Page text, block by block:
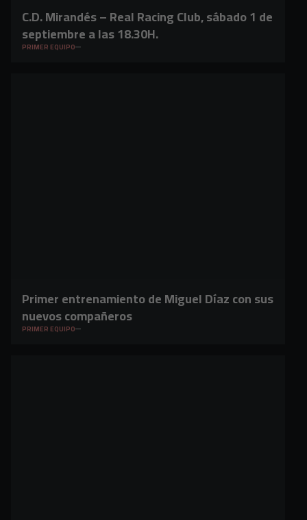
C.D. Mirandés – Real Racing Club, sábado 1 de
septiembre a las 18.30H.
PRIMER EQUIPO
Primer entrenamiento de Miguel Díaz con sus
nuevos compañeros
PRIMER EQUIPO